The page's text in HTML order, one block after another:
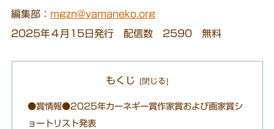
編集部： mgzn@yamaneko.org
2025年４月15日発行 配信数 2590 無料
もくじ
●賞情報●2025年カーネギー賞作家賞および画家賞シ
ョートリスト発表